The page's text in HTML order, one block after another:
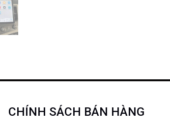
CHÍNH SÁCH BÁN HÀNG